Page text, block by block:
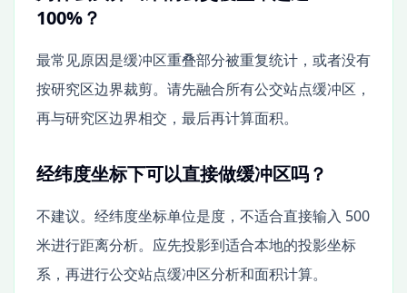
100%？
最常见原因是缓冲区重叠部分被重复统计，或者没有
按研究区边界裁剪。请先融合所有公交站点缓冲区，
再与研究区边界相交，最后再计算面积。
经纬度坐标下可以直接做缓冲区吗？
不建议。经纬度坐标单位是度，不适合直接输入 500
米进行距离分析。应先投影到适合本地的投影坐标
系，再进行公交站点缓冲区分析和面积计算。